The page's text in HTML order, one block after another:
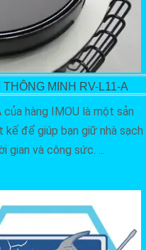
MINH RV-L11-A
hàng IMOU là một sản
để giúp bạn giữ nhà sạch
gian và công sức. ...